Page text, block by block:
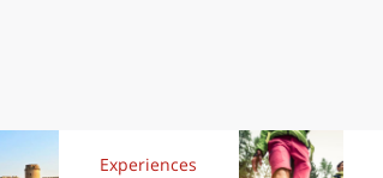
Experiences